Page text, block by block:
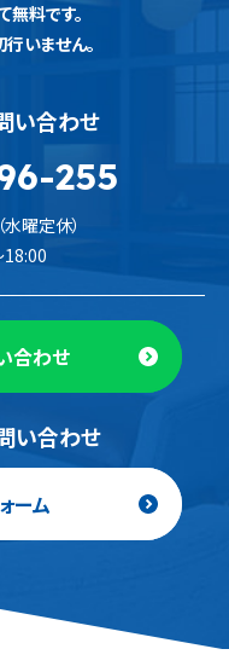
料です。
いません。
い合わせ
255
曜定休）
合わせ
い合わせ
ーム